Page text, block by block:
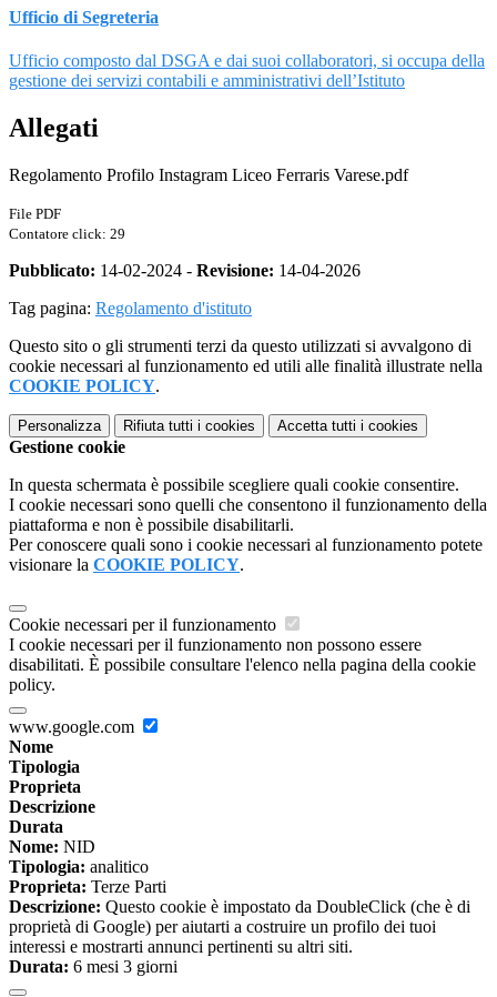
Ufficio di Segreteria
Ufficio composto dal DSGA e dai suoi collaboratori, si occupa della
gestione dei servizi contabili e amministrativi dell’Istituto
Allegati
Regolamento Profilo Instagram Liceo Ferraris Varese.pdf
File PDF
Contatore click: 29
Pubblicato: 14-02-2024 - Revisione: 14-04-2026
Tag pagina: Regolamento d'istituto
Questo sito o gli strumenti terzi da questo utilizzati si avvalgono di
cookie necessari al funzionamento ed utili alle finalità illustrate nella
COOKIE POLICY.
Personalizza Rifiuta tutti i cookies Accetta tutti i cookies
Gestione cookie
In questa schermata è possibile scegliere quali cookie consentire.
I cookie necessari sono quelli che consentono il funzionamento della
piattaforma e non è possibile disabilitarli.
Per conoscere quali sono i cookie necessari al funzionamento potete
visionare la COOKIE POLICY.
Cookie necessari per il funzionamento
I cookie necessari per il funzionamento non possono essere
disabilitati. È possibile consultare l'elenco nella pagina della cookie
policy.
www.google.com
Nome
Tipologia
Proprieta
Descrizione
Durata
Nome: NID
Tipologia: analitico
Proprieta: Terze Parti
Descrizione: Questo cookie è impostato da DoubleClick (che è di
proprietà di Google) per aiutarti a costruire un profilo dei tuoi
interessi e mostrarti annunci pertinenti su altri siti.
Durata: 6 mesi 3 giorni